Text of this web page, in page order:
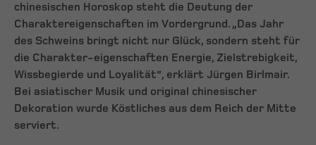
chinesischen Horoskop steht die Deutung der
Charaktereigenschaften im Vordergrund. „Das Jahr
des Schweins bringt nicht nur Glück, sondern steht für
die Charakter-eigenschaften Energie, Zielstrebigkeit,
Wissbegierde und Loyalität“, erklärt Jürgen Birlmair.
Bei asiatischer Musik und original chinesischer
Dekoration wurde Köstliches aus dem Reich der Mitte
serviert.